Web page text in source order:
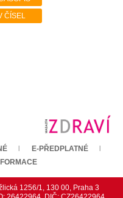
ČÍSEL
E-PŘEDPLATNÉ
1256/1, 130 00, Praha 3